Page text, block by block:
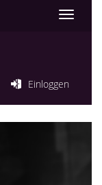
Toggle
Einloggen